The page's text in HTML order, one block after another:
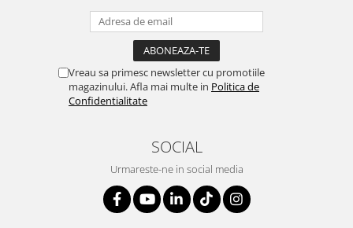
Vreau sa primesc newsletter cu promotiile
magazinului. Afla mai multe in Politica de
Confidentialitate
SOCIAL
Urmareste-ne in social media